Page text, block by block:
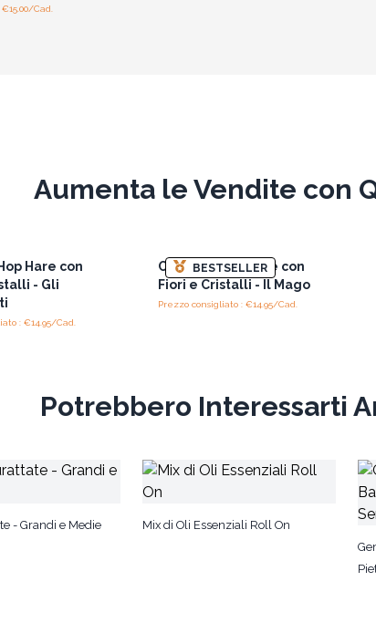
Cad.
Aumenta le Vendite con
Hare con
- Gli
: €14.95/Cad.
BESTSELLER
Candele Hop Hare con
Fiori e Cristalli - Il Mago
Prezzo consigliato : €14.95/Cad.
Potrebbero Interessarti
- Grandi e Medie
Mix di Oli Essenziali Roll On